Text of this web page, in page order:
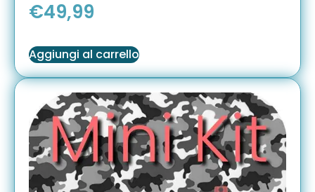
€49,99
Aggiungi al carrello